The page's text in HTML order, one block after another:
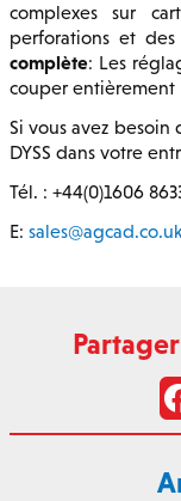
complexes sur
perforations et
complète: Les
couper entièrement
Si vous avez besoin
DYSS dans votre
Tél. : +44(0)1606
E: sales@agcad.co.uk